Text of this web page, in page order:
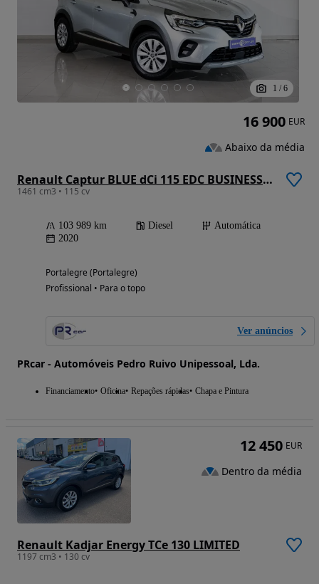
1 / 6
Renault Captur BLUE dCi 115 EDC BUSINESS EDITION
1461 cm3 • 115 cv
103 989 km Diesel
Automática
2020
Portalegre (Portalegre)
Profissional • Para o topo
Ver anúncios
PRcar - Automóveis Pedro Ruivo Unipessoal, Lda.
Financiamento Oficina Repações rápidas Chapa e Pintura
16 900 EUR
Abaixo da média
Renault Kadjar Energy TCe 130 LIMITED
1197 cm3 • 130 cv
12 450 EUR
Dentro da média